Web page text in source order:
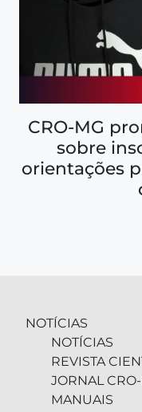
CRO-MG
sobre
orientações
NOTÍCIAS
NOTÍCIAS
REVISTA
JORNAL
MANUAIS